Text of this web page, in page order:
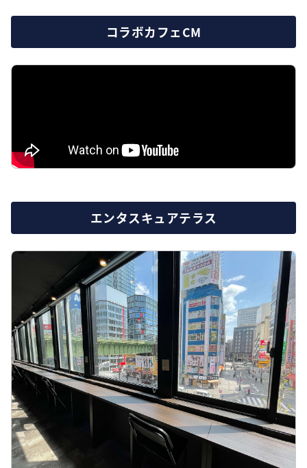
コラボカフェCM
エンタスキュアテラス